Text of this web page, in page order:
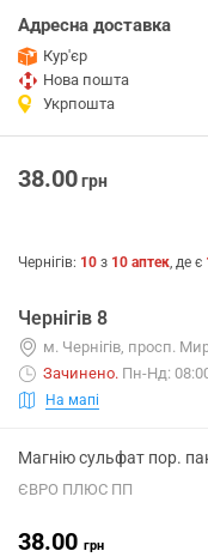
Адресна доставка
Кур'єр
Нова пошта
Укрпошта
38.00грн
Чернігів: 10 з 10 аптек, де є
Чернігів 8
м. Чернігів, просп.
Зачинено. Пн-Нд:
На мапі
Магнію сульфат пор.
ЄВРО ПЛЮС ПП
38.00 грн